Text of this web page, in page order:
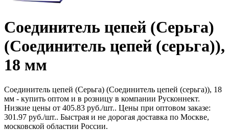
Соединитель цепей (Серьга)
(Соединитель цепей (серьга)),
18 мм
Соединитель цепей (Серьга) (Соединитель цепей (серьга)), 18
мм - купить оптом и в розницу в компании Русконнект.
Низкие цены от 405.83 руб./шт.. Цены при оптовом заказе:
301.97 руб./шт.. Быстрая и не дорогая доставка по Москве,
московской областии России.